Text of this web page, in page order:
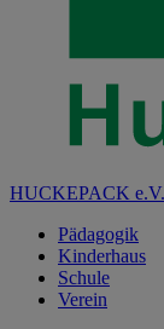
HUCKEPACK e.V.
Pädagogik
Kinderhaus
Schule
Verein